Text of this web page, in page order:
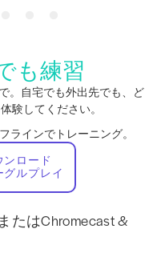
も練習
。自宅でも外出先でも、ど
験してください。
ラインでトレーニング。
ンロード
グルプレイ
またはChromecast &